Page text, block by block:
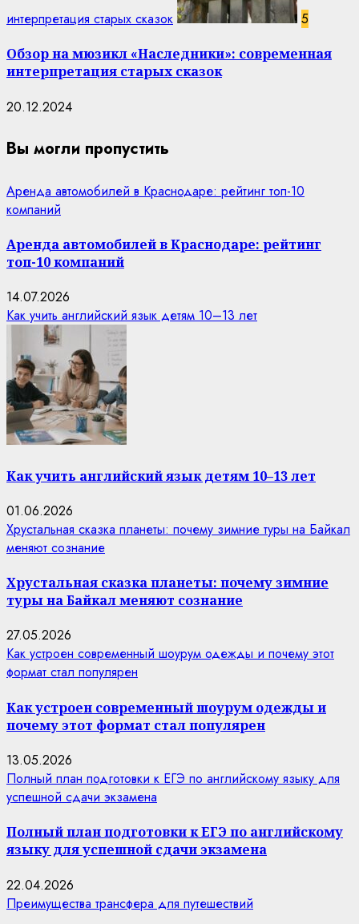
интерпретация старых сказок 5
Обзор на мюзикл «Наследники»: современная
интерпретация старых сказок
20.12.2024
Вы могли пропустить
Аренда автомобилей в Краснодаре: рейтинг топ-10
компаний
Аренда автомобилей в Краснодаре: рейтинг
топ-10 компаний
14.07.2026
Как учить английский язык детям 10–13 лет
Как учить английский язык детям 10–13 лет
01.06.2026
Хрустальная сказка планеты: почему зимние туры на Байкал
меняют сознание
Хрустальная сказка планеты: почему зимние
туры на Байкал меняют сознание
27.05.2026
Как устроен современный шоурум одежды и почему этот
формат стал популярен
Как устроен современный шоурум одежды и
почему этот формат стал популярен
13.05.2026
Полный план подготовки к ЕГЭ по английскому языку для
успешной сдачи экзамена
Полный план подготовки к ЕГЭ по английскому
языку для успешной сдачи экзамена
22.04.2026
Преимущества трансфера для путешествий